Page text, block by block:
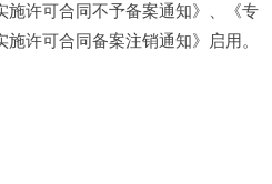
施许可合同不予备案通知》、《专
许可合同备案注销通知》启用。